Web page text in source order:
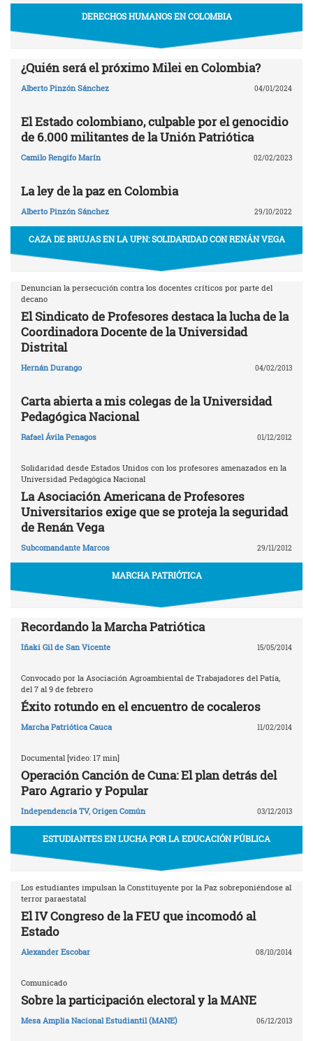
DERECHOS HUMANOS EN COLOMBIA
¿Quién será el próximo Milei en Colombia?
Alberto Pinzón Sánchez 04/01/2024
El Estado colombiano, culpable por el genocidio
de 6.000 militantes de la Unión Patriótica
Camilo Rengifo Marín 02/02/2023
La ley de la paz en Colombia
Alberto Pinzón Sánchez 29/10/2022
CAZA DE BRUJAS EN LA UPN: SOLIDARIDAD CON RENÁN VEGA
Denuncian la persecución contra los docentes críticos por parte del
decano
El Sindicato de Profesores destaca la lucha de la
Coordinadora Docente de la Universidad
Distrital
Hernán Durango 04/02/2013
Carta abierta a mis colegas de la Universidad
Pedagógica Nacional
Rafael Ávila Penagos 01/12/2012
Solidaridad desde Estados Unidos con los profesores amenazados en la
Universidad Pedagógica Nacional
La Asociación Americana de Profesores
Universitarios exige que se proteja la seguridad
de Renán Vega
Subcomandante Marcos 29/11/2012
MARCHA PATRIÓTICA
Recordando la Marcha Patriótica
Iñaki Gil de San Vicente 15/05/2014
Convocado por la Asociación Agroambiental de Trabajadores del Patía,
del 7 al 9 de febrero
Éxito rotundo en el encuentro de cocaleros
Marcha Patriótica Cauca 11/02/2014
Documental [video: 17 min]
Operación Canción de Cuna: El plan detrás del
Paro Agrario y Popular
Independencia TV, Origen Común 03/12/2013
ESTUDIANTES EN LUCHA POR LA EDUCACIÓN PÚBLICA
Los estudiantes impulsan la Constituyente por la Paz sobreponiéndose al
terror paraestatal
El IV Congreso de la FEU que incomodó al
Estado
Alexander Escobar 08/10/2014
Comunicado
Sobre la participación electoral y la MANE
Mesa Amplia Nacional Estudiantil (MANE) 06/12/2013